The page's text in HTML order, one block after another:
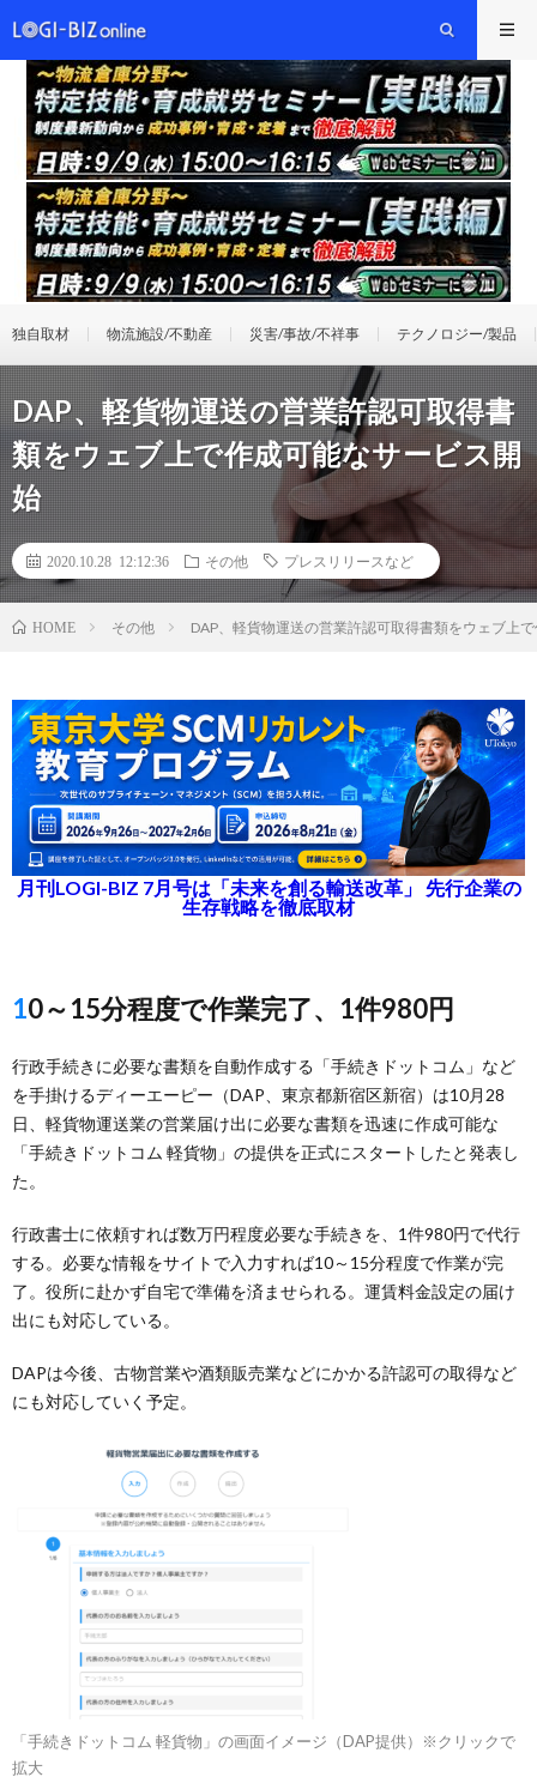
独自取材 物流施設/不動産 災害/事故/不祥事 テクノロジー/製品
DAP、軽貨物運送の営業許認可取得書
類をウェブ上で作成可能なサービス開
始
2020.10.28 12:12:36 その他 プレスリリースなど
HOME その他 DAP、軽貨物運送の営業許認可取得書類をウェブ上
月刊LOGI-BIZ 7月号は「未来を創る輸送改革」 先行企業の
生存戦略を徹底取材
10～15分程度で作業完了、1件980円
行政手続きに必要な書類を自動作成する「手続きドットコム」など
を手掛けるディーエーピー（DAP、東京都新宿区新宿）は10月28
日、軽貨物運送業の営業届け出に必要な書類を迅速に作成可能な
「手続きドットコム 軽貨物」の提供を正式にスタートしたと発表し
た。
行政書士に依頼すれば数万円程度必要な手続きを、1件980円で代行
する。必要な情報をサイトで入力すれば10～15分程度で作業が完
了。役所に赴かず自宅で準備を済ませられる。運賃料金設定の届け
出にも対応している。
DAPは今後、古物営業や酒類販売業などにかかる許認可の取得など
にも対応していく予定。
「手続きドットコム 軽貨物」の画面イメージ（DAP提供）※クリックで
拡大